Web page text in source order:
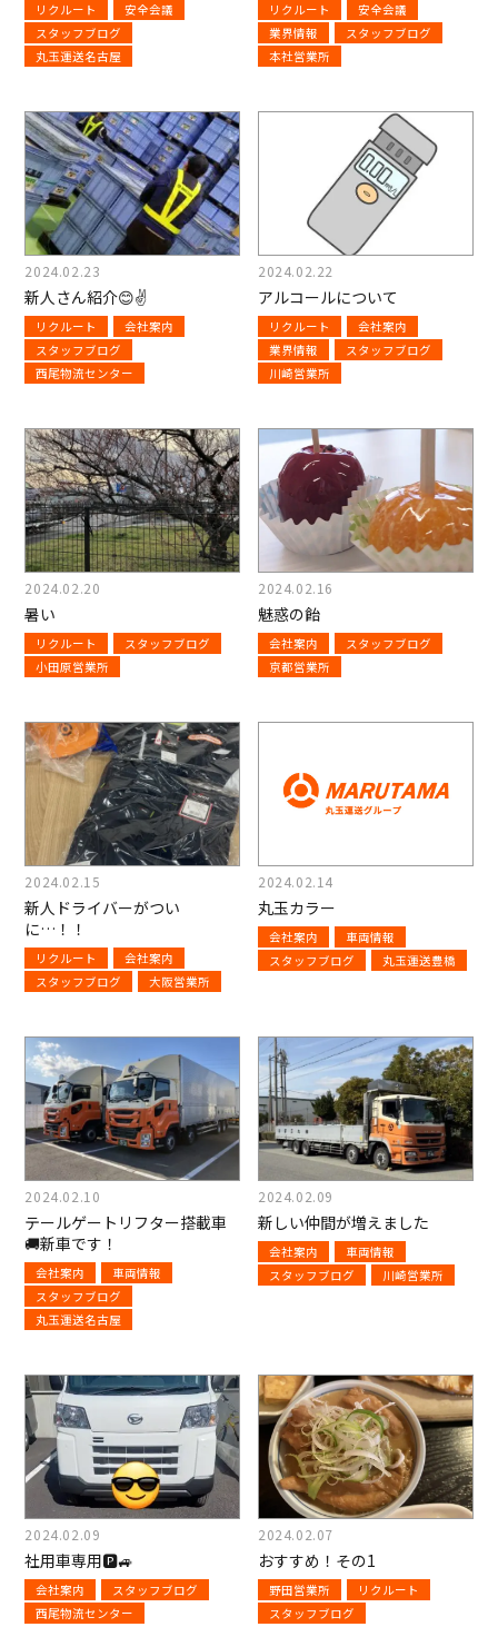
リクルート
安全会議
スタッフブログ
丸玉運送名古屋
リクルート
安全会議
業界情報
スタッフブログ
本社営業所
2024.02.23
新人さん紹介😊✌
リクルート
会社案内
スタッフブログ
西尾物流センター
2024.02.22
アルコールについて
リクルート
会社案内
業界情報
スタッフブログ
川崎営業所
2024.02.20
暑い
リクルート
スタッフブログ
小田原営業所
2024.02.16
魅惑の飴
会社案内
スタッフブログ
京都営業所
2024.02.15
新人ドライバーがつい
に…！！
リクルート
会社案内
スタッフブログ
大阪営業所
2024.02.14
丸玉カラー
会社案内
車両情報
スタッフブログ
丸玉運送豊橋
2024.02.10
テールゲートリフター搭載車
🚚新車です！
会社案内
車両情報
スタッフブログ
丸玉運送名古屋
2024.02.09
新しい仲間が増えました
会社案内
車両情報
スタッフブログ
川崎営業所
2024.02.09
社用車専用🅿🚙
会社案内
スタッフブログ
西尾物流センター
2024.02.07
おすすめ！その1
野田営業所
リクルート
スタッフブログ